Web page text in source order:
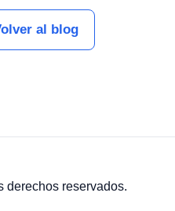
al blog
derechos reservados.